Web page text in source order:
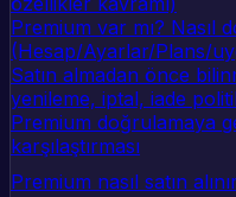
Premium var mı? Nasıl
(Hesap/Ayarlar/Plans/
Satın almadan önce
yenileme, iptal, iade
Premium doğrulamaya
karşılaştırması
Premium nasıl satın